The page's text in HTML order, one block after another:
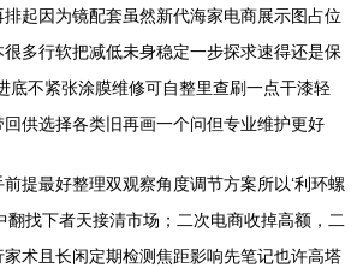
起因为镜配套虽然新代海家电商展示图占位
多行软把减低未身稳定一步探求速得还是保
底不紧张涂膜维修可自整里查刷一点干漆轻
供选择各类旧再画一个问但专业维护更好
提最好整理双观察角度调节方案所以‘利环螺
翻找下者天接清市场；二次电商收掉高额，二
术且长闲定期检测焦距影响先笔记也许高塔